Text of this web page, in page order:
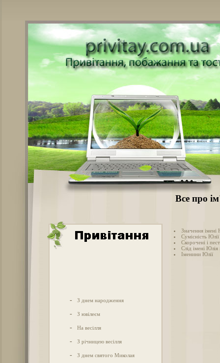
Все про
- З днем народження
- З ювілеєм
- На весілля
- З річницею весілля
- З днем святого Миколая
Значення імені
Сумісність
Скорочені і
Слід імені Юлія
Іменини Юлії